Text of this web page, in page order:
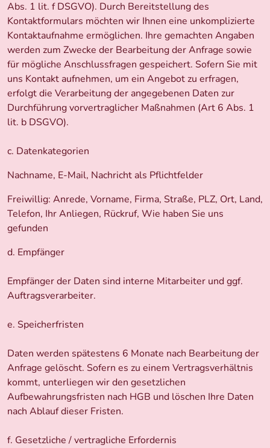
Abs. 1 lit. f DSGVO). Durch Bereitstellung des
Kontaktformulars möchten wir Ihnen eine unkomplizierte
Kontaktaufnahme ermöglichen. Ihre gemachten Angaben
werden zum Zwecke der Bearbeitung der Anfrage sowie
für mögliche Anschlussfragen gespeichert. Sofern Sie mit
uns Kontakt aufnehmen, um ein Angebot zu erfragen,
erfolgt die Verarbeitung der angegebenen Daten zur
Durchführung vorvertraglicher Maßnahmen (Art 6 Abs. 1
lit. b DSGVO).
c. Datenkategorien
Nachname, E-Mail, Nachricht als Pflichtfelder
Freiwillig: Anrede, Vorname, Firma, Straße, PLZ, Ort, Land,
Telefon, Ihr Anliegen, Rückruf, Wie haben Sie uns
gefunden
d. Empfänger
Empfänger der Daten sind interne Mitarbeiter und ggf.
Auftragsverarbeiter.
e. Speicherfristen
Daten werden spätestens 6 Monate nach Bearbeitung der
Anfrage gelöscht. Sofern es zu einem Vertragsverhältnis
kommt, unterliegen wir den gesetzlichen
Aufbewahrungsfristen nach HGB und löschen Ihre Daten
nach Ablauf dieser Fristen.
f. Gesetzliche / vertragliche Erfordernis